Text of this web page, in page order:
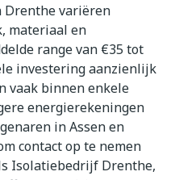
Drenthe variëren
materiaal en
range van €35 tot
investering aanzienlijk
vaak binnen enkele
energierekeningen
in Assen en
contact op te nemen
Isolatiebedrijf Drenthe,